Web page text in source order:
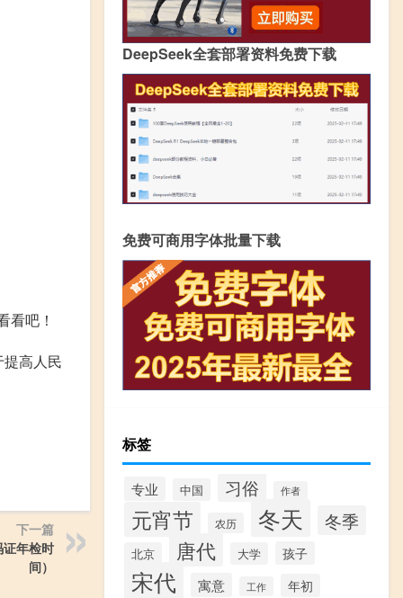
看吧！
高人民
下一篇
年检时
间）
DeepSeek全套部署资料免费下载
免费可商用字体批量下载
标签
专业 中国 习俗 作者
元宵节 农历 冬天 冬季
北京 唐代 大学 孩子
宋代 寓意 工作 年初